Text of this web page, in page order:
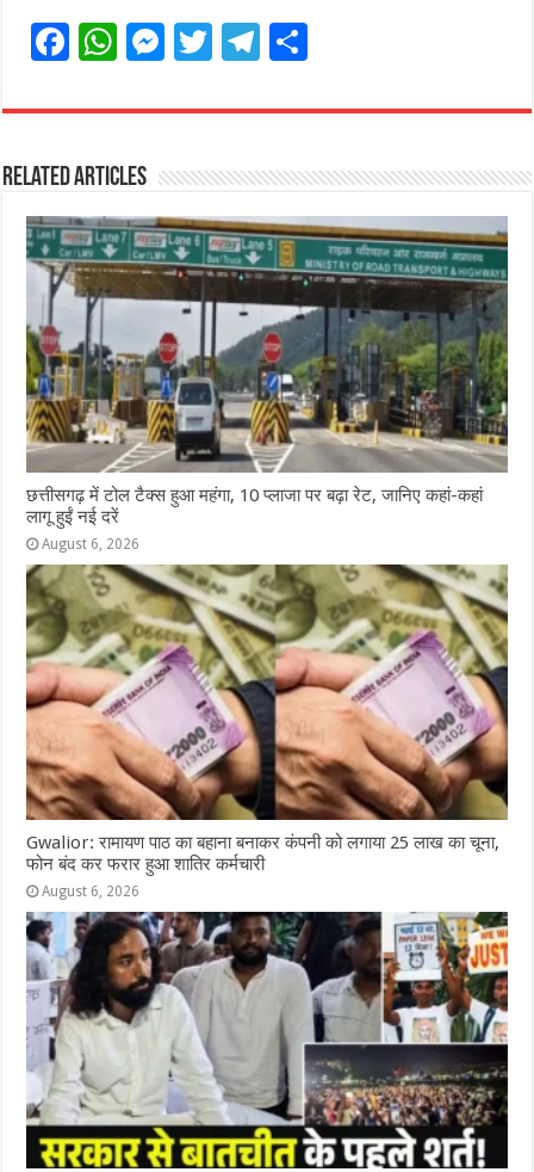
F
c
e
b
o
o
k
W
at
s
A
p
p
M
ss
n
g
e
r
T
itt
r
T
e
ra
m
ar
Related Articles
छत्तीसगढ़ में टोल टैक्स हुआ महंगा, 10 प्लाजा पर बढ़ा रेट, जानिए कहां-कहां
लागू हुईं नई दरें
August 6, 2026
Gwalior: रामायण पाठ का बहाना बनाकर कंपनी को लगाया 25 लाख का चूना,
फोन बंद कर फरार हुआ शातिर कर्मचारी
August 6, 2026